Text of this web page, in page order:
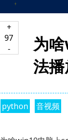
+
97
-
为
法播
python 音视频